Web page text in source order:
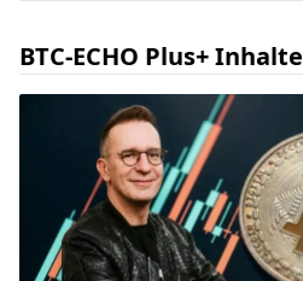
BTC-ECHO Plus+ Inhalte